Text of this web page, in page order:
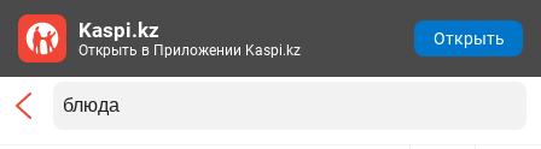
Kaspi.kz
Открыть в Приложении Kaspi.kz
Открыть